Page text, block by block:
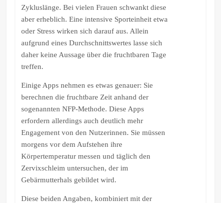
Zykluslänge. Bei vielen Frauen schwankt diese
aber erheblich. Eine intensive Sporteinheit etwa
oder Stress wirken sich darauf aus. Allein
aufgrund eines Durchschnittswertes lasse sich
daher keine Aussage über die fruchtbaren Tage
treffen.
Einige Apps nehmen es etwas genauer: Sie
berechnen die fruchtbare Zeit anhand der
sogenannten NFP-Methode. Diese Apps
erfordern allerdings auch deutlich mehr
Engagement von den Nutzerinnen. Sie müssen
morgens vor dem Aufstehen ihre
Körpertemperatur messen und täglich den
Zervixschleim untersuchen, der im
Gebärmutterhals gebildet wird.
Diese beiden Angaben, kombiniert mit der